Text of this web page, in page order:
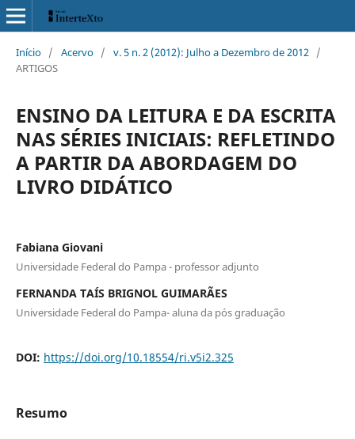
Início / Acervo / v. 5 n. 2 (2012): Julho a Dezembro de 2012 /
ARTIGOS
ENSINO DA LEITURA E DA ESCRITA
NAS SÉRIES INICIAIS: REFLETINDO
A PARTIR DA ABORDAGEM DO
LIVRO DIDÁTICO
Fabiana Giovani
Universidade Federal do Pampa - professor adjunto
FERNANDA TAÍS BRIGNOL GUIMARÃES
Universidade Federal do Pampa- aluna da pós graduação
DOI: https://doi.org/10.18554/ri.v5i2.325
Resumo